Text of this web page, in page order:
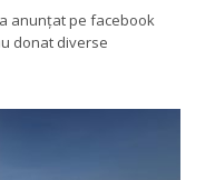
anunțat pe facebook
donat diverse